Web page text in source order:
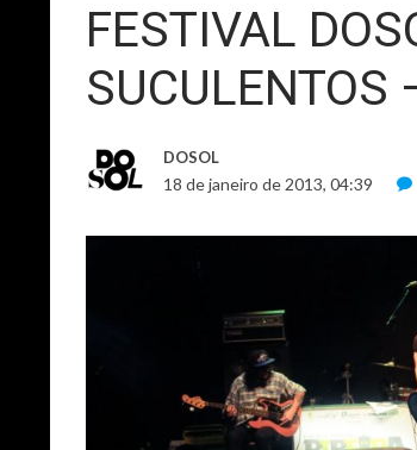
FESTIVAL
SUCULENTOS
DOSOL
18 de janeiro de 2013, 04:39